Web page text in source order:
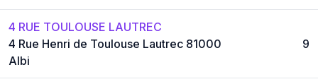
4 RUE TOULOUSE LAUTREC
4 Rue Henri de Toulouse Lautrec 81000
Albi
9